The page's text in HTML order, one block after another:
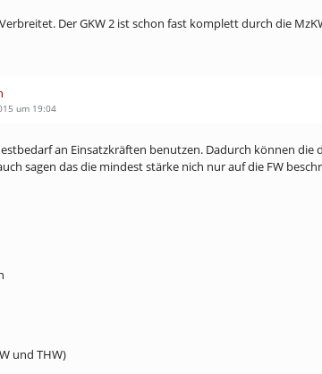
Der GKW 2 ist schon fast komplett durch die
um 19:04
an Einsatzkräften benutzen. Dadurch können
sagen das die mindest stärke nich nur auf die FW
und THW)